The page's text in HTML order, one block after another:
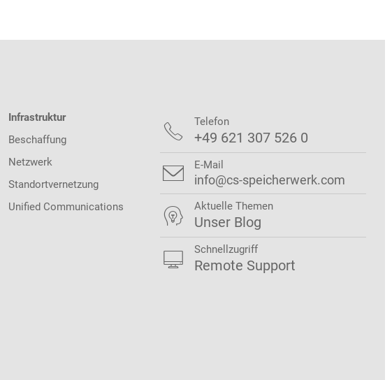
Infrastruktur
Beschaffung
Netzwerk
Standortvernetzung
Unified Communications
 Telefon
+49 621 307 526 0
 E-Mail
info@cs-speicherwerk.com
 Aktuelle Themen
Unser Blog
 Schnellzugriff
Remote Support